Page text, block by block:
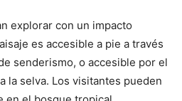
explorar con un impacto
es accesible a pie a través
senderismo, o accesible por el
la selva. Los visitantes pueden